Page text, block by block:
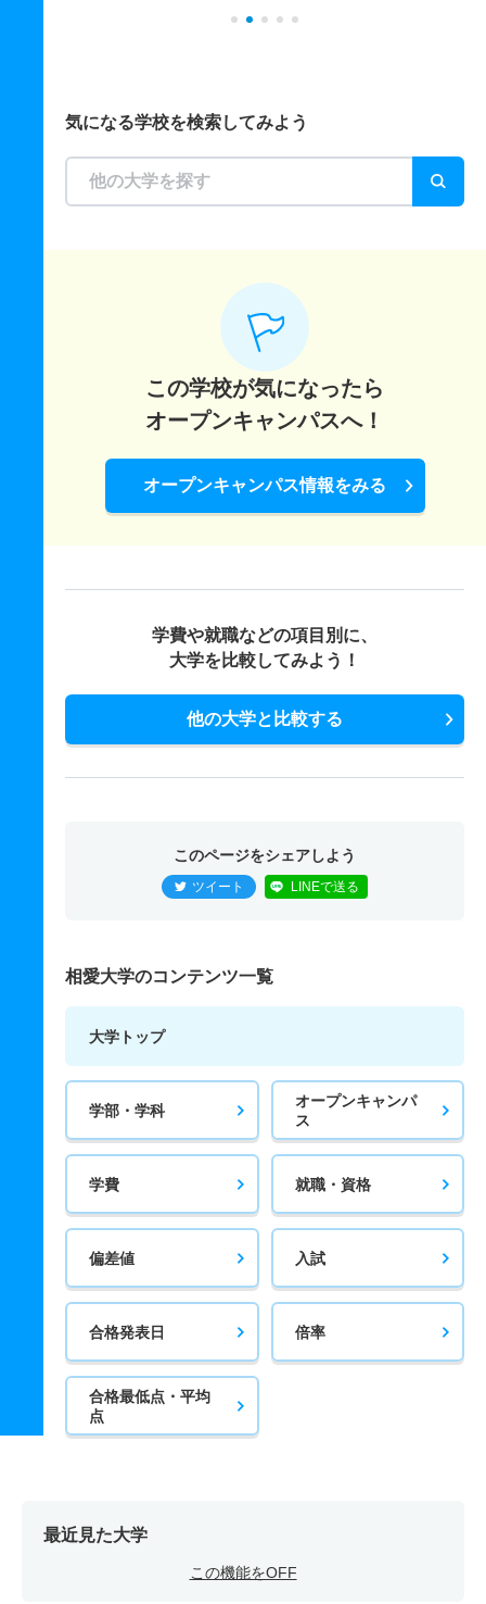
気になる学校を検索してみよう
この学校が気になったら
オープンキャンパスへ！
オープンキャンパス情報をみる
学費や就職などの項目別に、
大学を比較してみよう！
他の大学と比較する
このページをシェアしよう
ツイート LINEで送る
相愛大学のコンテンツ一覧
大学トップ
学部・学科
オープンキャンパ
ス
学費 就職・資格
偏差値 入試
合格発表日 倍率
合格最低点・平均
点
最近見た大学
この機能をOFF